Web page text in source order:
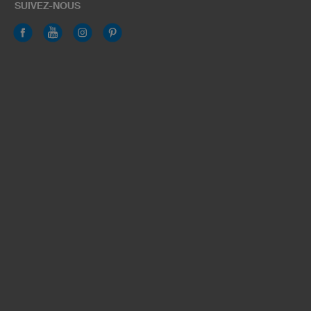
SUIVEZ-NOUS